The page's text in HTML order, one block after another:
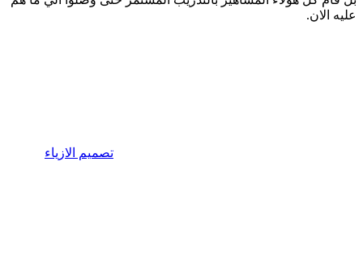
عليه الان.
تصميم الازياء